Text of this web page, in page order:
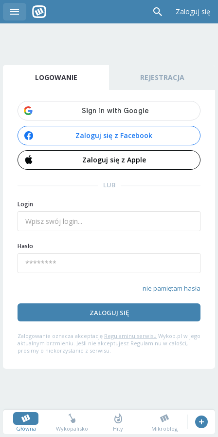
Zaloguj się
LOGOWANIE REJESTRACJA
Zaloguj się z Facebook
Zaloguj się z Apple
LUB
Login
Hasło
nie pamiętam hasła
ZALOGUJ SIĘ
Zalogowanie oznacza akceptację Regulaminu serwisu Wykop.pl w jego
aktualnym brzmieniu. Jeśli nie akceptujesz Regulaminu w całości,
prosimy o niekorzystanie z serwisu.
Główna Wykopalisko Hity Mikroblog